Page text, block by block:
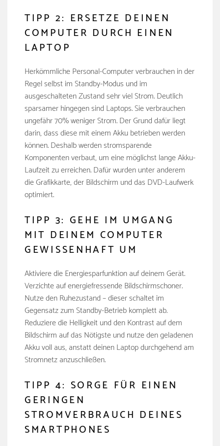
TIPP 2: ERSETZE DEINEN
COMPUTER DURCH EINEN
LAPTOP
Herkömmliche Personal-Computer verbrauchen in der
Regel selbst im Standby-Modus und im
ausgeschalteten Zustand sehr viel Strom. Deutlich
sparsamer hingegen sind Laptops. Sie verbrauchen
ungefähr 70% weniger Strom. Der Grund dafür liegt
darin, dass diese mit einem Akku betrieben werden
können. Deshalb werden stromsparende
Komponenten verbaut, um eine möglichst lange Akku-
Laufzeit zu erreichen. Dafür wurden unter anderem
die Grafikkarte, der Bildschirm und das DVD-Laufwerk
optimiert.
TIPP 3: GEHE IM UMGANG
MIT DEINEM COMPUTER
GEWISSENHAFT UM
Aktiviere die Energiesparfunktion auf deinem Gerät.
Verzichte auf energiefressende Bildschirmschoner.
Nutze den Ruhezustand – dieser schaltet im
Gegensatz zum Standby-Betrieb komplett ab.
Reduziere die Helligkeit und den Kontrast auf dem
Bildschirm auf das Nötigste und nutze den geladenen
Akku voll aus, anstatt deinen Laptop durchgehend am
Stromnetz anzuschließen.
TIPP 4: SORGE FÜR EINEN
GERINGEN
STROMVERBRAUCH DEINES
SMARTPHONES